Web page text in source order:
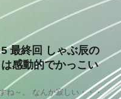
最終回 しゃぶ辰の
感動的でかっこい
ね～。 なんか寂しい・・・